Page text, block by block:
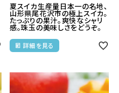
夏スイカ生産量日本一の名地、
山形県尾花沢市の極上スイカ。
たっぷりの果汁。爽快なシャリ
感。珠玉の美味しさをどうぞ。
詳細を見る